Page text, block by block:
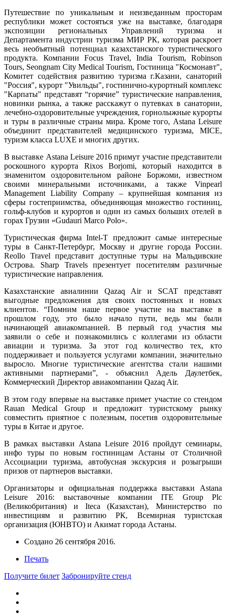
Путешествие по уникальным и неизведанным просторам
республики может состояться уже на выставке, благодаря
экспозиции региональных Управлений туризма и
Департамента индустрии туризма МИР РК, которая раскроет
весь необъятный потенциал казахстанского туристического
продукта. Компании Focus Travel, India Tourism, Robinson
Tours, Seongnam City Medical Tourism, Гостиница "Космонавт",
Комитет содействия развитию туризма г.Казани, санаторий
"Россия", курорт "Увильды", гостинично-курортный комплекс
"Карпаты" представят “горячие” туристические направления,
новинки рынка, а также расскажут о путевках в санатории,
лечебно-оздоровительные учреждения, горнолыжные курорты
и туры в различные страны мира. Кроме того, Astana Leisure
объединит представителей медицинского туризма, MICE,
туризм класса LUXE и многих других.
В выставке Astana Leisure 2016 примут участие представители
роскошного курорта Rixos Borjomi, который находится в
знаменитом оздоровительном районе Боржоми, известном
своими минеральными источниками, а также Vinpearl
Management Liability Company – крупнейшая компания из
сферы гостеприимства, объединяющая множество гостиниц,
гольф-клубов и курортов и один из самых больших отелей в
горах Грузии «Gudauri Marco Polo».
Туристическая фирма Intel-T предложит самые интересные
туры в Санкт-Петербург, Москву и другие города России.
Reollo Travel представит доступные туры на Мальдивские
Острова. Sharp Travels презентует посетителям различные
туристические направления.
Казахстанские авиалинии Qazaq Air и SCAT представят
выгодные предложения для своих постоянных и новых
клиентов. “Помним наше первое участие на выставке в
прошлом году, это было начало пути, ведь мы были
начинающей авиакомпанией. В первый год участия мы
заявили о себе и познакомились с коллегами из области
авиации и туризма. За этот год количество тех, кто
поддерживает и пользуется услугами компании, значительно
выросло. Многие туристические агентства стали нашими
активными партнерами”, - объяснил Адель Даулетбек,
Коммерческий Директор авиакомпании Qazaq Air.
В этом году впервые на выставке примет участие со стендом
Rauan Medical Group и предложит туристскому рынку
совместить приятное с полезным, посетив оздоровительные
туры в Китае и другое.
В рамках выставки Astana Leisure 2016 пройдут семинары,
инфо туры по новым гостиницам Астаны от Столичной
Ассоциации туризма, автобусная экскурсия и розыгрыши
призов от партнеров выставки.
Организаторы и официальная поддержка выставки Astana
Leisure 2016: выставочные компании ITE Group Plc
(Великобритания) и Iteca (Казахстан), Министерство по
инвестициям и развитию РК, Всемирная туристская
организация (ЮНВТО) и Акимат города Астаны.
Создано 26 сентября 2016.
Печать
Получите билет Забронируйте стенд